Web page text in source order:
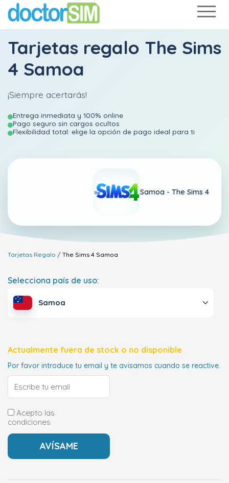
Tarjetas regalo The Sims
4 Samoa
¡Siempre acertarás!
Entrega inmediata y 100% online
Pago seguro sin cargos ocultos
Flexibilidad total: elige la opción de pago ideal para ti
Samoa - The Sims 4
Tarjetas Regalo The Sims 4 Samoa
Selecciona país de uso:
Samoa
Actualmente fuera de stock o no disponible
Por favor introduce tu email y te avisamos cuando se reactive.
Acepto las
condiciones